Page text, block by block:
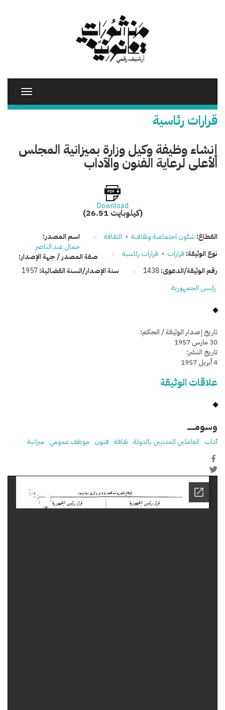
Toggle
قرارات رئاسية
إنشاء وظيفة وكيل وزارة بميزانية المجلس
الأعلى لرعاية الفنون والآداب
Download
(26.51 كيلوبايت)
القطاع: شئون اجتماعية وثقافية › الثقافة
نوع الوثيقة: قرارات › قرارات رئاسية
رقم الوثيقة/الدعوى:1438 سنة الإصدار/السنة القضائية:1957
اسم المصدر:
جمال عبد الناصر
صفة المصدر / جهة الإصدار:
رئيس الجمهورية
تاريخ إصدار الوثيقة / الحكم:
30 مارس 1957
تاريخ النشر:
4 أبريل 1957
علاقات الوثيقة
وسومـــــ
آداب العاملين المدنيين بالدولة ثقافة فنون موظف عمومي ميزانية